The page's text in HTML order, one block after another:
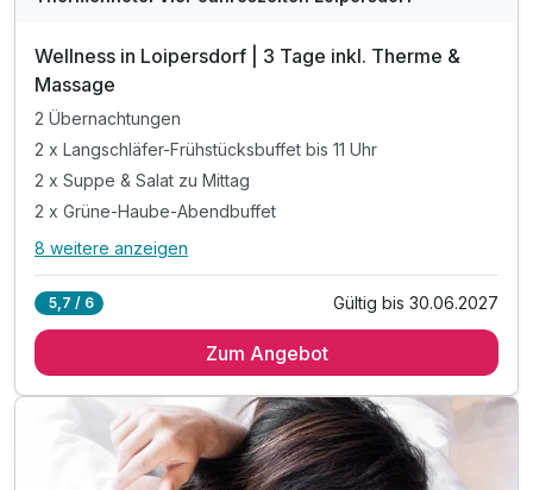
202
Wellness in Loipersdorf | 3 Tage inkl. Therme &
Massage
2 Übernachtungen
2 x Langschläfer-Frühstücksbuffet bis 11 Uhr
2 x Suppe & Salat zu Mittag
2 x Grüne-Haube-Abendbuffet
Alle Inklusivleistungen
2 x Langschläfer-Frühstücksbuffet bis 11 Uhr
2 x Grüne-Haube-Abendbuffet
3 x Eintritt Therme Loipersdorf*
1 x Ganzkörper-Massage im Hotel (45 min.)
8 weitere anzeigen
5,7 / 6 Gültig bis 30.06.2027
Zum Angebot